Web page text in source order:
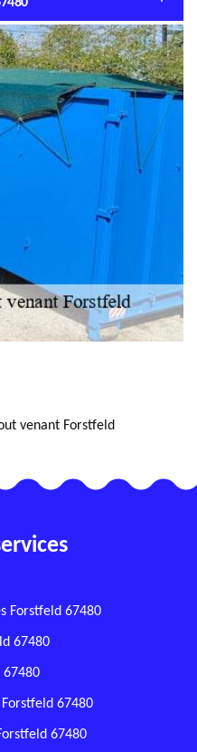
venant Forstfeld
Forstfeld 67480
67480
67480
67480
67480